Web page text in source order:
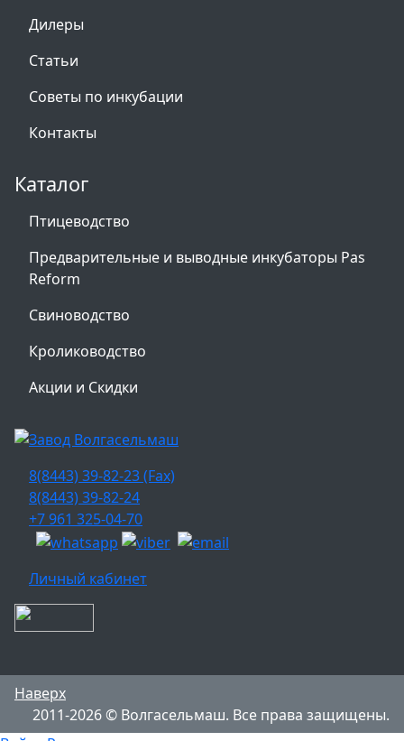
Дилеры
Статьи
Советы по инкубации
Контакты
Каталог
Птицеводство
Предварительные и выводные инкубаторы Pas
Reform
Свиноводство
Кролиководство
Акции и Скидки
8(8443) 39-82-23 (Fax)
8(8443) 39-82-24
+7 961 325-04-70
Личный кабинет
Наверх
2011-2026 © Волгасельмаш. Все права защищены.